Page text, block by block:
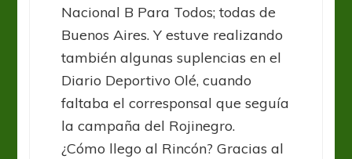
Nacional B Para Todos; todas de
Buenos Aires. Y estuve realizando
también algunas suplencias en el
Diario Deportivo Olé, cuando
faltaba el corresponsal que seguía
la campaña del Rojinegro.
¿Cómo llego al Rincón? Gracias al